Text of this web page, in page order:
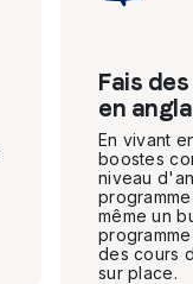
Fais
en
En vivant
boostes
niveau
même un
des cours
sur place.